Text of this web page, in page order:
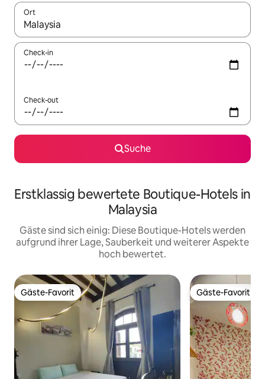
Ort
Wenn Ergebnisse verfügbar sind, navigiere mit den
Check-in
Check-out
Suche
Erstklassig bewertete Boutique-Hotels in
Malaysia
Gäste sind sich einig: Diese Boutique-Hotels werden
aufgrund ihrer Lage, Sauberkeit und weiterer Aspekte
hoch bewertet.
Gäste-Favorit
Gäste-Favorit Gäste-Favorit
Gäste-Favorit